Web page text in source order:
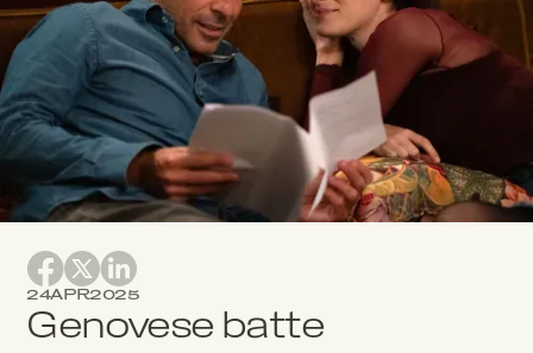
24APR2025
Genovese batte